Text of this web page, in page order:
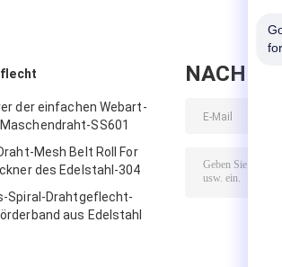
der einfachen Webart-
SS601
Mesh Belt Roll For
des Edelstahl-304
Spiral-Drahtgeflecht-
aus Edelstahl